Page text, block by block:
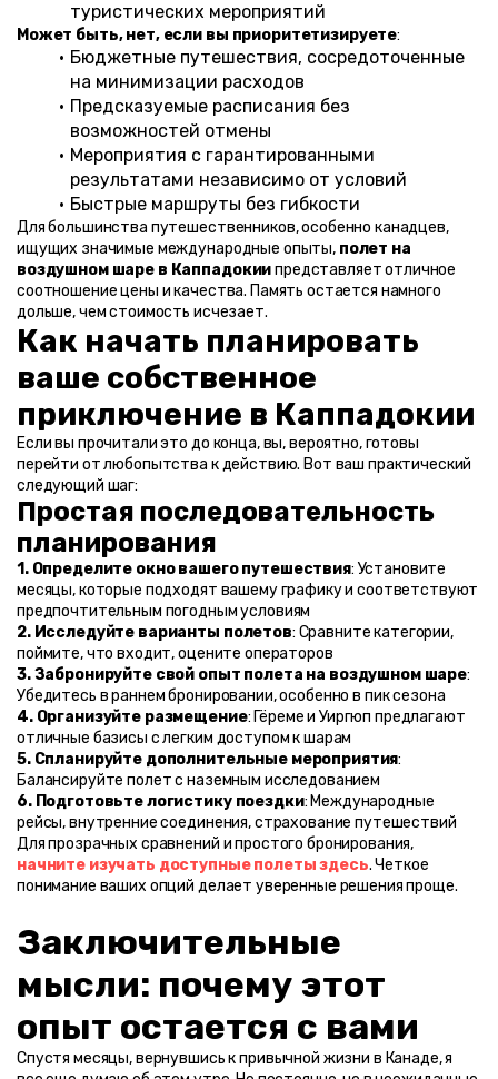
туристических мероприятий
Может быть, нет, если вы приоритетизируете:
Бюджетные путешествия, сосредоточенные
на минимизации расходов
Предсказуемые расписания без
возможностей отмены
Мероприятия с гарантированными
результатами независимо от условий
Быстрые маршруты без гибкости
Для большинства путешественников, особенно канадцев,
ищущих значимые международные опыты, полет на
воздушном шаре в Каппадокии представляет отличное
соотношение цены и качества. Память остается намного
дольше, чем стоимость исчезает.
Как начать планировать
ваше собственное
приключение в Каппадокии
Если вы прочитали это до конца, вы, вероятно, готовы
перейти от любопытства к действию. Вот ваш практический
следующий шаг:
Простая последовательность
планирования
1. Определите окно вашего путешествия: Установите
месяцы, которые подходят вашему графику и соответствуют
предпочтительным погодным условиям
2. Исследуйте варианты полетов: Сравните категории,
поймите, что входит, оцените операторов
3. Забронируйте свой опыт полета на воздушном шаре:
Убедитесь в раннем бронировании, особенно в пик сезона
4. Организуйте размещение: Гёреме и Уиргюп предлагают
отличные базисы с легким доступом к шарам
5. Спланируйте дополнительные мероприятия:
Балансируйте полет с наземным исследованием
6. Подготовьте логистику поездки: Международные
рейсы, внутренние соединения, страхование путешествий
начните изучать доступные полеты здесь. Четкое
понимание ваших опций делает уверенные решения проще.
Заключительные
мысли: почему этот
опыт остается с вами
Спустя месяцы, вернувшись к привычной жизни в Канаде, я